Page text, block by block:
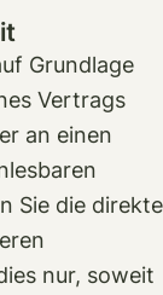
Grundlage
Vertrags
an einen
Sie die direkte
nur, soweit